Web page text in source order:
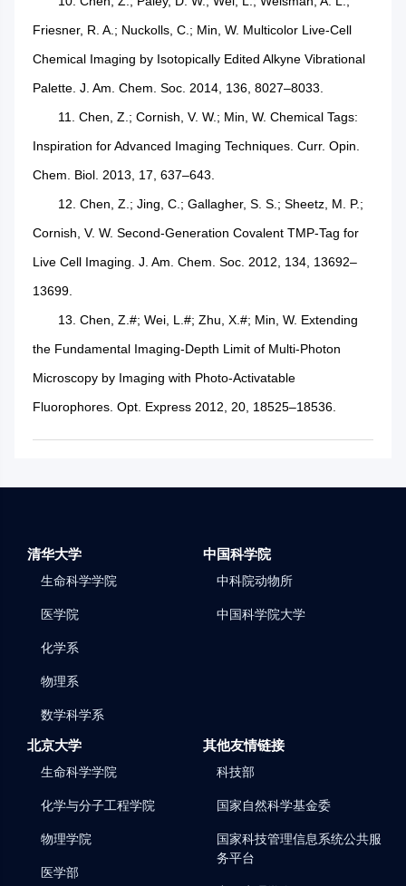
Friesner, R. A.; Nuckolls, C.; Min, W. Multicolor Live-Cell
Chemical Imaging by Isotopically Edited Alkyne Vibrational
Palette. J. Am. Chem. Soc. 2014, 136, 8027–8033.
11. Chen, Z.; Cornish, V. W.; Min, W. Chemical Tags:
Inspiration for Advanced Imaging Techniques. Curr. Opin.
Chem. Biol. 2013, 17, 637–643.
12. Chen, Z.; Jing, C.; Gallagher, S. S.; Sheetz, M. P.;
Cornish, V. W. Second-Generation Covalent TMP-Tag for
Live Cell Imaging. J. Am. Chem. Soc. 2012, 134, 13692–
13699.
13. Chen, Z.#; Wei, L.#; Zhu, X.#; Min, W. Extending
the Fundamental Imaging-Depth Limit of Multi-Photon
Microscopy by Imaging with Photo-Activatable
Fluorophores. Opt. Express 2012, 20, 18525–18536.
清华大学
生命科学学院
医学院
化学系
物理系
数学科学系
中国科学院
中科院动物所
中国科学院大学
北京大学
生命科学学院
化学与分子工程学院
物理学院
医学部
其他友情链接
科技部
国家自然科学基金委
国家科技管理信息系统公共服
务平台